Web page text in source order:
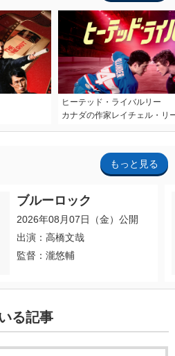
ヒーテッド・ライバルリー
カナダの作家レイチェル・リ
もっと見る
ブルーロック
2026年08月07日（金）公開
出演：高橋文哉
監督：瀧悠輔
る記事